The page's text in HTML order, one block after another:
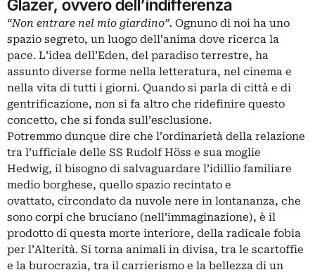
Glazer, ovvero dell’indifferenza
“Non entrare nel mio giardino”. Ognuno di noi ha uno
spazio segreto, un luogo dell’anima dove ricerca la
pace. L’idea dell’Eden, del paradiso terrestre, ha
assunto diverse forme nella letteratura, nel cinema e
nella vita di tutti i giorni. Quando si parla di città e di
gentrificazione, non si fa altro che ridefinire questo
concetto, che si fonda sull’esclusione.
Potremmo dunque dire che l’ordinarietà della relazione
tra l’ufficiale delle SS Rudolf Höss e sua moglie
Hedwig, il bisogno di salvaguardare l’idillio familiare
medio borghese, quello spazio recintato e
ovattato, circondato da nuvole nere in lontananza, che
sono corpi che bruciano (nell’immaginazione), è il
prodotto di questa morte interiore, della radicale fobia
per l’Alterità. Si torna animali in divisa, tra le scartoffie
e la burocrazia, tra il carrierismo e la bellezza di un